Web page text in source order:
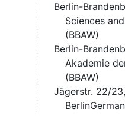
Berlin-
Sciences
(BBAW)
Berlin-
Akademie
(BBAW)
Jägerstr. 22/23,